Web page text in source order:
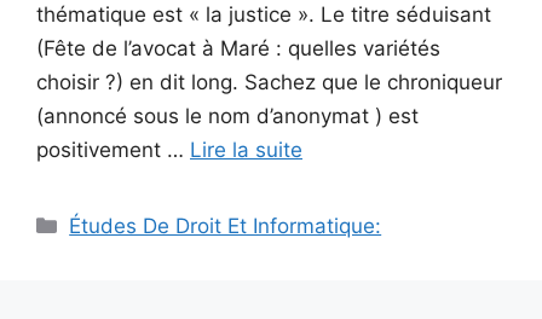
thématique est « la justice ». Le titre séduisant
(Fête de l’avocat à Maré : quelles variétés
choisir ?) en dit long. Sachez que le chroniqueur
(annoncé sous le nom d’anonymat ) est
positivement … Lire la suite
Catégories
Études De Droit Et Informatique: